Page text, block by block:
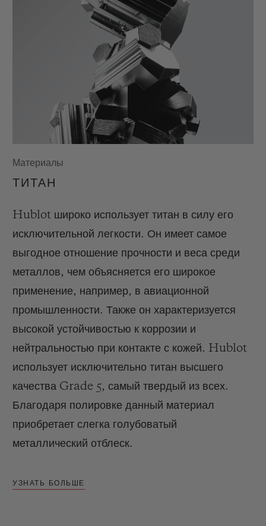
Материалы
ТИТАН
Hublot широко использует титан в силу его
исключительной легкости. Он имеет самое
выгодное отношение прочности и веса среди
металлов, чем объясняется его широкое
применение, например, в авиационной
промышленности. Также он характеризуется
высокой устойчивостью к коррозии и
нейтральностью при контакте с кожей. Hublot
использует исключительно титан высшего
качества Grade 5, самый твердый из всех.
Благодаря полировке данный материал
приобретает слегка голубоватый
металлический отблеск.
УЗНАТЬ БОЛЬШЕ